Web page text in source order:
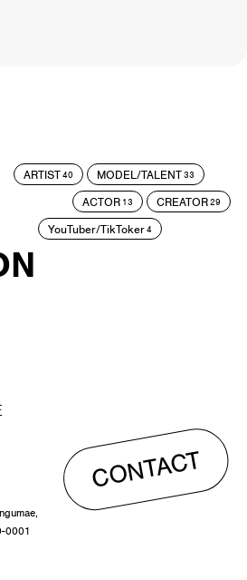
ARTIST40 MODEL/TALENT33
ACTOR 13 CREATOR29
YouTuber/TikToker4
CONTACT
0001